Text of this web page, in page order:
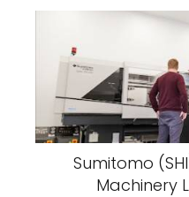
Sumitomo
Machinery